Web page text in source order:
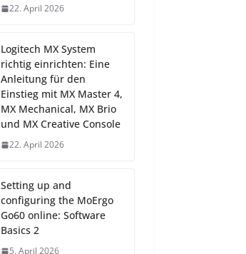
22. April 2026
Logitech MX System
richtig einrichten: Eine
Anleitung für den
Einstieg mit MX Master 4,
MX Mechanical, MX Brio
und MX Creative Console
22. April 2026
Setting up and
configuring the MoErgo
Go60 online: Software
Basics 2
5. April 2026